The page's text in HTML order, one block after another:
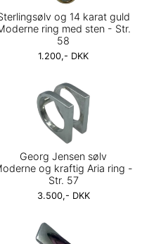
og 14 karat guld
ring med sten - Str.
58
1.200,- DKK
Georg Jensen sølv
og kraftig Aria ring -
Str. 57
3.500,- DKK